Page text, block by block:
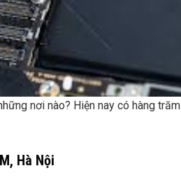
nơi nào? Hiện nay có hàng trăm
Hà Nội